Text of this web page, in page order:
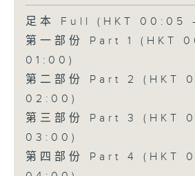
足本 Full (HKT 00:05
第一部份 Part 1 (HKT
01:00)
第二部份 Part 2 (HKT
02:00)
第三部份 Part 3 (HKT
03:00)
第四部份 Part 4 (HKT